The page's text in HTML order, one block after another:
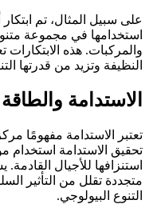
على سبيل المثال، تم
استخدامها في مجموعة
والمركبات. هذه الابتكارات
النظيفة وتزيد من قدرتها
الاستدامة
تعتبر الاستدامة مفهومًا
تحقيق الاستدامة استخدام
استنزافها للأجيال
متجددة تقلل من التأثير
التنوع البيولوجي.